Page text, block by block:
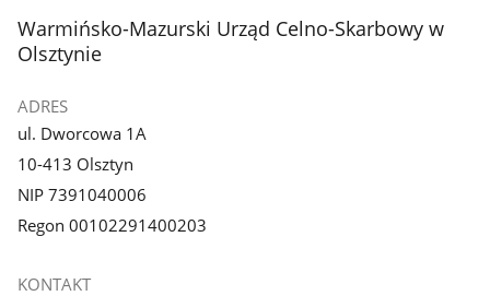
stopka
Warmińsko-Mazurski Urząd Celno-Skarbowy w
Olsztynie
ADRES
ul. Dworcowa 1A
10-413 Olsztyn
NIP 7391040006
Regon 00102291400203
KONTAKT